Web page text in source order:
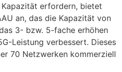
Kapazität erfordern, bietet
an, das die Kapazität von
3- bzw. 5-fache erhöhen
Leistung verbessert. Dieses
70 Netzwerken kommerziell